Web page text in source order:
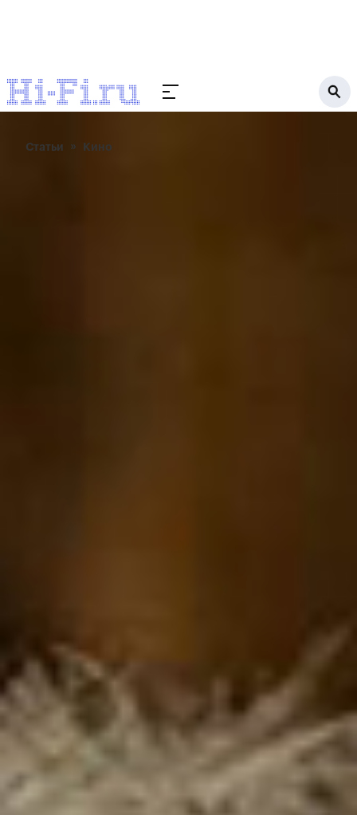
Статьи Кино